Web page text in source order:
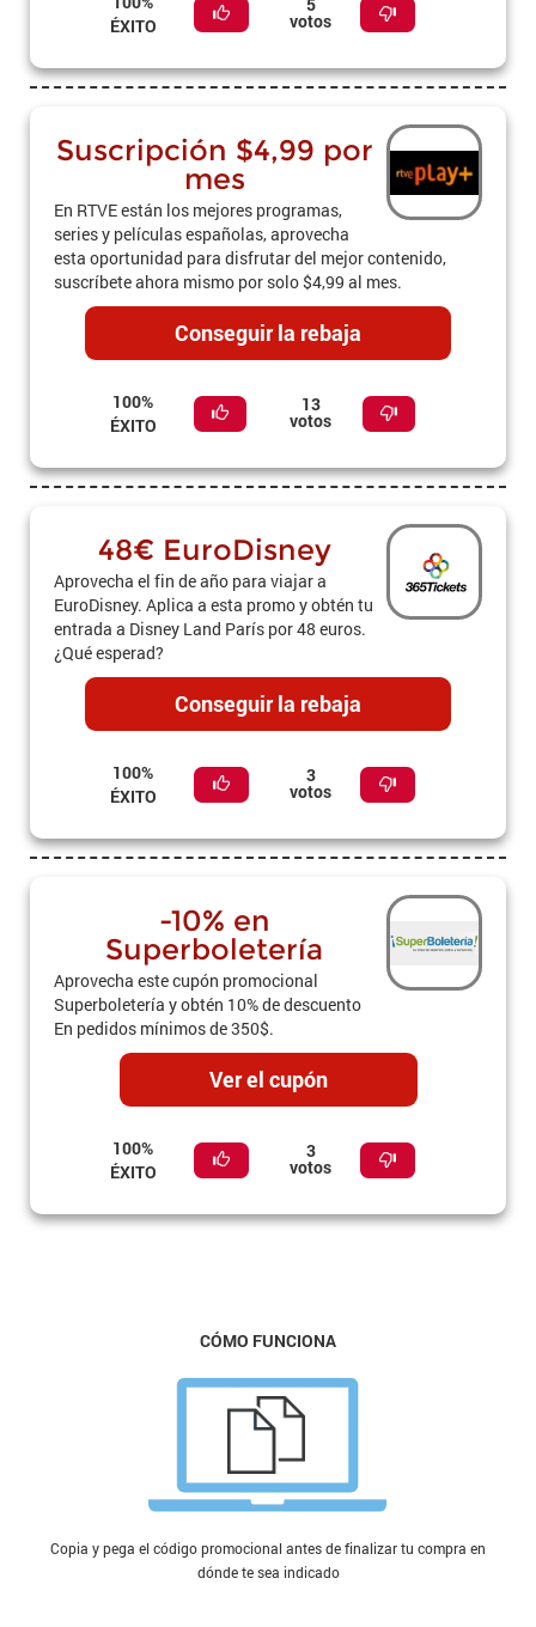
ÉXITO
votos
Suscripción $4,99 por
mes
En RTVE están los mejores programas,
series y películas españolas, aprovecha
esta oportunidad para disfrutar del mejor contenido,
suscríbete ahora mismo por solo $4,99 al mes.
Conseguir la rebaja
100%
ÉXITO
13
votos
48€ EuroDisney
Aprovecha el fin de año para viajar a
EuroDisney. Aplica a esta promo y obtén tu
entrada a Disney Land París por 48 euros.
¿Qué esperad?
Conseguir la rebaja
100%
ÉXITO
3
votos
-10% en
Superboletería
Aprovecha este cupón promocional
Superboletería y obtén 10% de descuento
En pedidos mínimos de 350$.
Ver el cupón
100%
ÉXITO
3
votos
CÓMO FUNCIONA
Copia y pega el código promocional antes de finalizar tu compra en
dónde te sea indicado